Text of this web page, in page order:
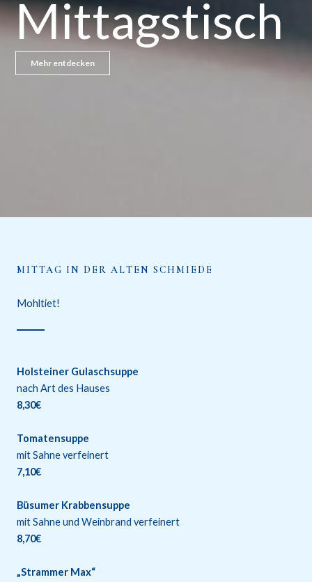
Mittagstisch
Mehr entdecken
MITTAG IN DER ALTEN SCHMIEDE
Mohltiet!
Holsteiner Gulaschsuppe
nach Art des Hauses
8,30€
Tomatensuppe
mit Sahne verfeinert
7,10€
Büsumer Krabbensuppe
mit Sahne und Weinbrand verfeinert
8,70€
„Strammer Max“